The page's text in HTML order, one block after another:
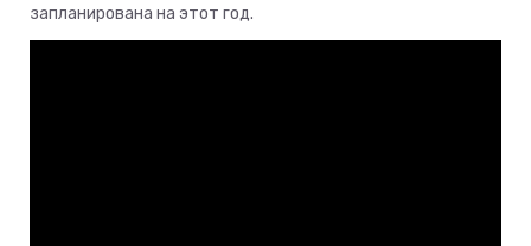
запланирована на этот год.